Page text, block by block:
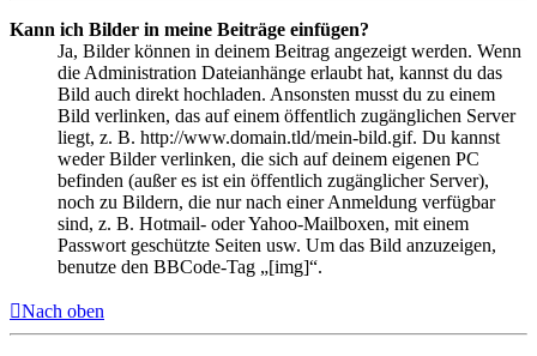
Kann ich Bilder in meine Beiträge einfügen?
Ja, Bilder können in deinem Beitrag angezeigt werden. Wenn
die Administration Dateianhänge erlaubt hat, kannst du das
Bild auch direkt hochladen. Ansonsten musst du zu einem
Bild verlinken, das auf einem öffentlich zugänglichen Server
liegt, z. B. http://www.domain.tld/mein-bild.gif. Du kannst
weder Bilder verlinken, die sich auf deinem eigenen PC
befinden (außer es ist ein öffentlich zugänglicher Server),
noch zu Bildern, die nur nach einer Anmeldung verfügbar
sind, z. B. Hotmail- oder Yahoo-Mailboxen, mit einem
Passwort geschützte Seiten usw. Um das Bild anzuzeigen,
benutze den BBCode-Tag „[img]“.
Nach oben